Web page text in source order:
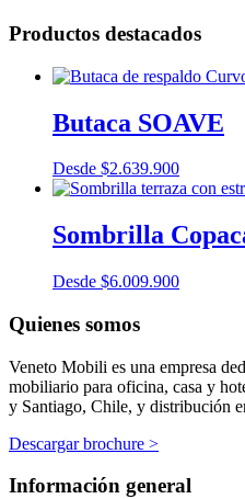
Productos destacados
Butaca SOAVE
Desde $2.639.900
Sombrilla
Desde $6.009.900
Quienes somos
Veneto Mobili es una empresa
mobiliario para oficina, casa y
y Santiago, Chile, y distribución
Descargar brochure >
Información general